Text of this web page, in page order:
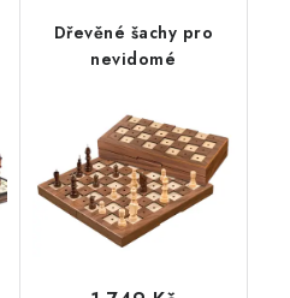
Dřevěné šachy pro
nevidomé